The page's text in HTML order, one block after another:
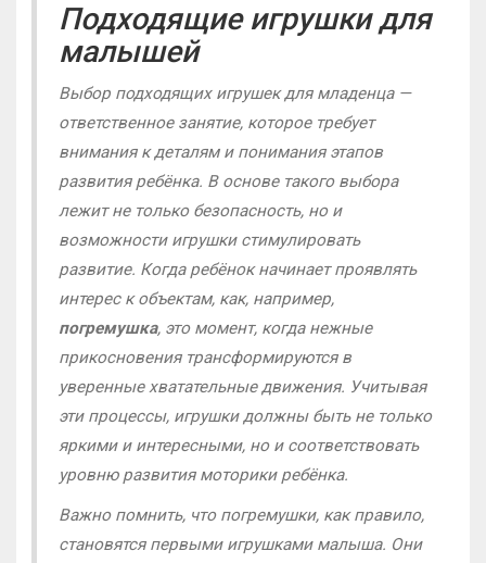
Подходящие игрушки для
малышей
Выбор подходящих игрушек для младенца —
ответственное занятие, которое требует
внимания к деталям и понимания этапов
развития ребёнка. В основе такого выбора
лежит не только безопасность, но и
возможности игрушки стимулировать
развитие. Когда ребёнок начинает проявлять
интерес к объектам, как, например,
погремушка, это момент, когда нежные
прикосновения трансформируются в
уверенные хватательные движения. Учитывая
эти процессы, игрушки должны быть не только
яркими и интересными, но и соответствовать
уровню развития моторики ребёнка.
Важно помнить, что погремушки, как правило,
становятся первыми игрушками малыша. Они